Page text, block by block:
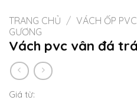
TRANG CHỦ / VÁCH ỐP PVC
GƯƠNG
Vách pvc vân đá
Giá từ: